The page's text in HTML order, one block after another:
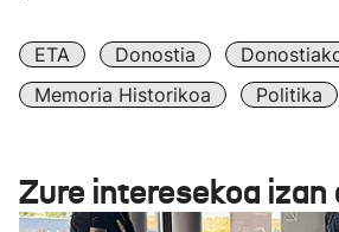
ETA Donostia
Memoria Historikoa
Politika
Zure interesekoa izan